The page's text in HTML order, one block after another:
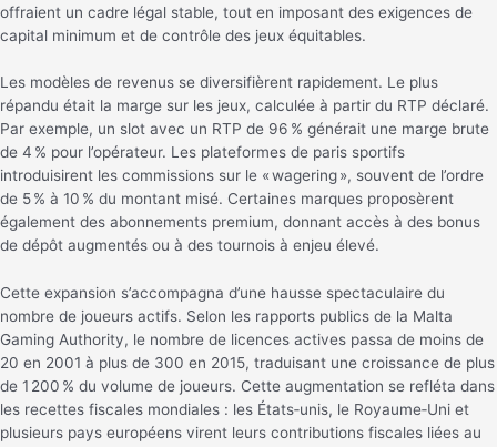
offraient un cadre légal stable, tout en imposant des exigences de
capital minimum et de contrôle des jeux équitables.
Les modèles de revenus se diversifièrent rapidement. Le plus
répandu était la marge sur les jeux, calculée à partir du RTP déclaré.
Par exemple, un slot avec un RTP de 96 % générait une marge brute
de 4 % pour l’opérateur. Les plateformes de paris sportifs
introduisirent les commissions sur le « wagering », souvent de l’ordre
de 5 % à 10 % du montant misé. Certaines marques proposèrent
également des abonnements premium, donnant accès à des bonus
de dépôt augmentés ou à des tournois à enjeu élevé.
Cette expansion s’accompagna d’une hausse spectaculaire du
nombre de joueurs actifs. Selon les rapports publics de la Malta
Gaming Authority, le nombre de licences actives passa de moins de
20 en 2001 à plus de 300 en 2015, traduisant une croissance de plus
de 1 200 % du volume de joueurs. Cette augmentation se refléta dans
les recettes fiscales mondiales : les États‑unis, le Royaume‑Uni et
plusieurs pays européens virent leurs contributions fiscales liées au